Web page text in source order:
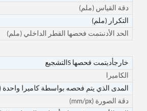
دقة القياس (ملم)
التكرار (ملم)
الحد الأدنىتمت فحصها القطر الداخلي (ملم)
خارجأديتمت فحصها Sالتشجيع
الكاميرا
المدى الذي يتم فحصه بواسطة كاميرا واحدة
دقة الصورة (mm/px)